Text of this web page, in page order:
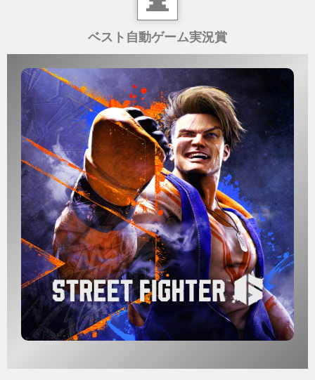
正直、とても悔しいし残念でなりません。
制作側の意図していた部分を、世間がどこまで汲み
取れていたのか
かなり怪しいし、分かりませんが
最後に世間で言われていた言葉に意見して終わりた
いと思います。
ニーアを作ったプラチナソフトの最新アクション
RPGなのに・・・・って
ニーアのスタイリッシュさと、バビロンズフォール
の重厚さとゲーム性は
全くの別物だし、別のゲーム！
それぞれのゲームに個別に向き合ってほしい。
同じメーカーでも別タイトルは別なんです。
世間の評価なんか気にせずに、最後は自分の感性を
響くゲームで
ベスト自動ゲーム実況賞